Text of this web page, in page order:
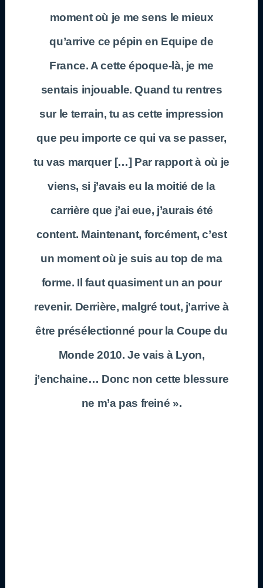
moment où je me sens le mieux
qu’arrive ce pépin en Equipe de
France. A cette époque-là, je me
sentais injouable. Quand tu rentres
sur le terrain, tu as cette impression
que peu importe ce qui va se passer,
tu vas marquer […] Par rapport à où je
viens, si j’avais eu la moitié de la
carrière que j’ai eue, j’aurais été
content. Maintenant, forcément, c’est
un moment où je suis au top de ma
forme. Il faut quasiment un an pour
revenir. Derrière, malgré tout, j’arrive à
être présélectionné pour la Coupe du
Monde 2010. Je vais à Lyon,
j’enchaine… Donc non cette blessure
ne m’a pas freiné ».